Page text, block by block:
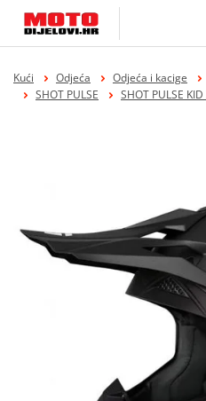
Kući Odjeća Odjeća i kacige
SHOT PULSE
SHOT PULSE KID